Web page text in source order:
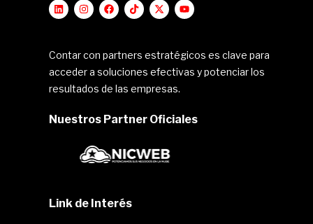
Contar con partners estratégicos es clave para
acceder a soluciones efectivas y potenciar los
resultados de las empresas.
Nuestros Partner Oficiales
Link de Interés